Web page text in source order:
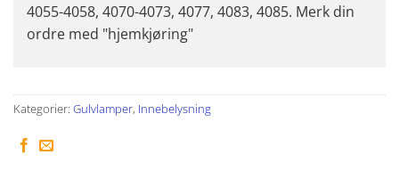
4055-4058, 4070-4073, 4077, 4083, 4085. Merk din
ordre med "hjemkjøring"
Kategorier: Gulvlamper, Innebelysning